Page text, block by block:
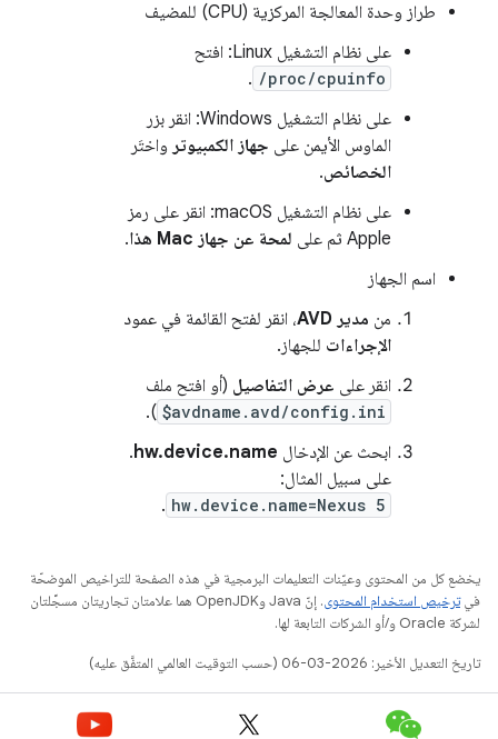
طراز وحدة المعالجة المركزية (CPU) للمضيف
على نظام التشغيل Linux: افتح
/proc/cpuinfo
.
على نظام التشغيل Windows: انقر بزر
الماوس الأيمن على جهاز الكمبيوتر واختَر
الخصائص.
على نظام التشغيل macOS: انقر على رمز
Apple ثم على
لمحة عن جهاز Mac هذا
.
اسم الجهاز
من مدير AVD
، انقر لفتح القائمة في عمود
الإجراءات للجهاز.
انقر على عرض التفاصيل (أو افتح ملف
$avdname.avd/config.ini
).
ابحث عن الإدخال hw.device.name
.
على سبيل المثال:
hw.device.name=Nexus 5
.
يخضع كل من المحتوى وعيّنات التعليمات البرمجية في هذه الصفحة للتراخيص الموضحّة
فيترخيص استخدام المحتوى
. إنّ Java وOpenJDK هما علامتان تجاريتان مسجَّلتان
لشركة Oracle و/أو الشركات التابعة لها.
تاريخ التعديل الأخير: 2026-03-06 (حسب التوقيت العالمي المتفَّق عليه)